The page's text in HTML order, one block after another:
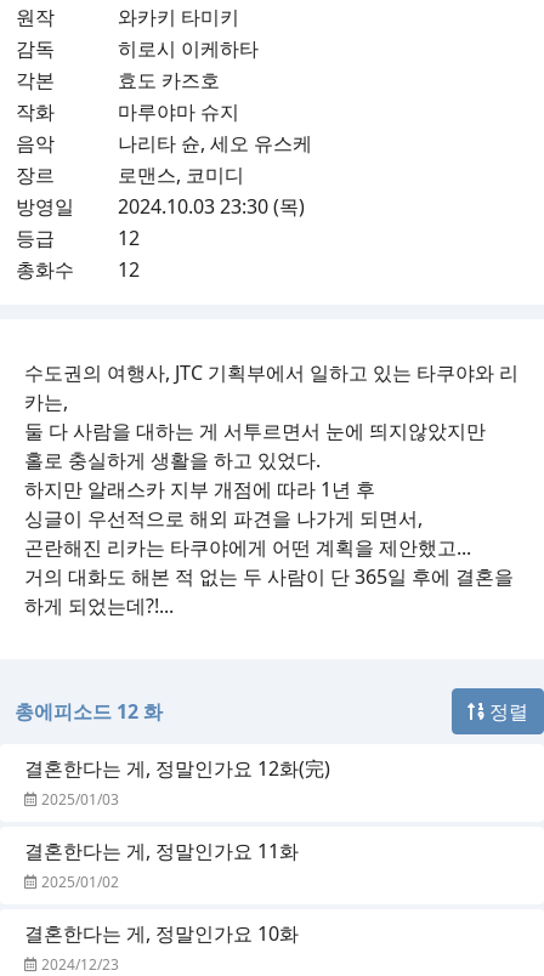
원작
와카키 타미키
감독
히로시 이케하타
각본
효도 카즈호
작화
마루야마 슈지
음악
나리타 슌, 세오 유스케
장르
로맨스, 코미디
방영일
2024.10.03 23:30 (목)
등급
12
총화수
12
수도권의 여행사, JTC 기획부에서 일하고 있는 타쿠야와 리
카는,
둘 다 사람을 대하는 게 서투르면서 눈에 띄지않았지만
홀로 충실하게 생활을 하고 있었다.
하지만 알래스카 지부 개점에 따라 1년 후
싱글이 우선적으로 해외 파견을 나가게 되면서,
곤란해진 리카는 타쿠야에게 어떤 계획을 제안했고...
거의 대화도 해본 적 없는 두 사람이 단 365일 후에 결혼을
하게 되었는데?!...
총에피소드 12 화 정렬
결혼한다는 게, 정말인가요 12화(完)
2025/01/03
결혼한다는 게, 정말인가요 11화
2025/01/02
결혼한다는 게, 정말인가요 10화
2024/12/23